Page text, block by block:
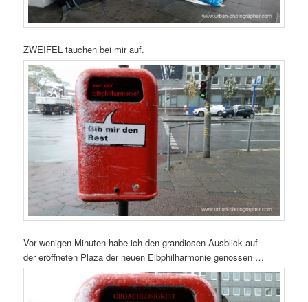
ZWEIFEL tauchen bei mir auf.
Vor wenigen Minuten habe ich den grandiosen Ausblick auf
der eröffneten Plaza der neuen Elbphilharmonie genossen …